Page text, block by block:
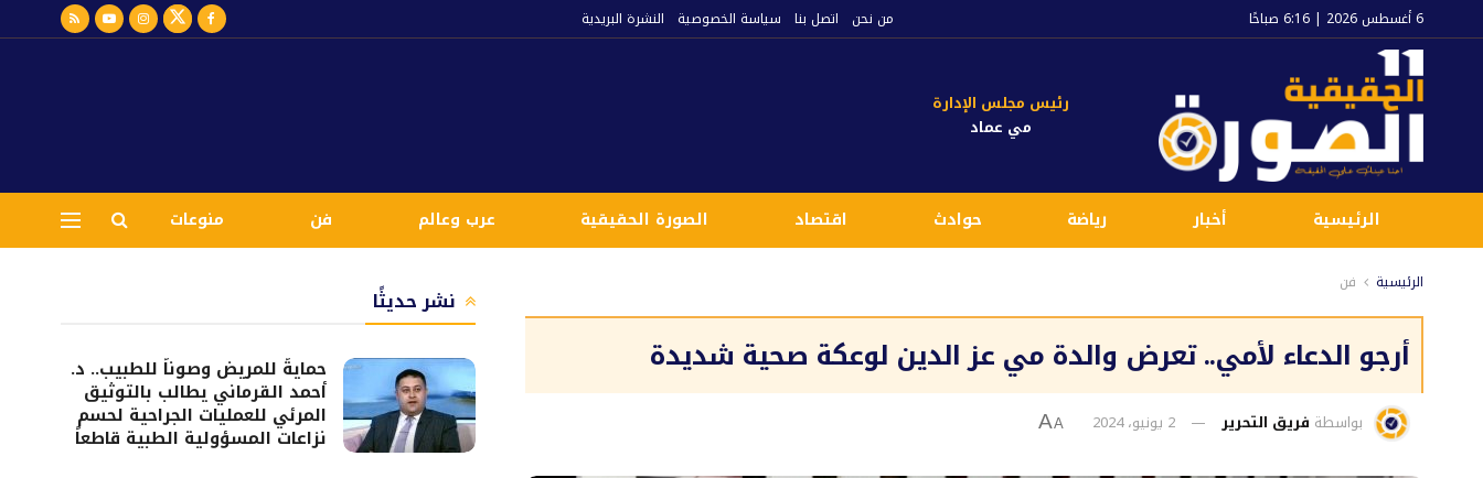
6 أغسطس 2026 | 6:16 صباحًا من نحن اتصل بنا سياسة الخصوصية النشرة البريدية
رئيس مجلس الإدارة
مي عماد
الرئيسية أخبار رياضة حوادث اقتصاد الصورة الحقيقية عرب وعالم فن منوعات
الرئيسية فن
أرجو الدعاء لأمي.. تعرض والدة مي عز الدين لوعكة صحية شديدة
بواسطة فريق التحرير 2 يونيو، 2024 A
A
نشر حديثًا
حمايةً للمريض وصوناً للطبيب.. د.
أحمد القرماني يطالب بالتوثيق
المرئي للعمليات الجراحية لحسم
نزاعات المسؤولية الطبية قاطعاً